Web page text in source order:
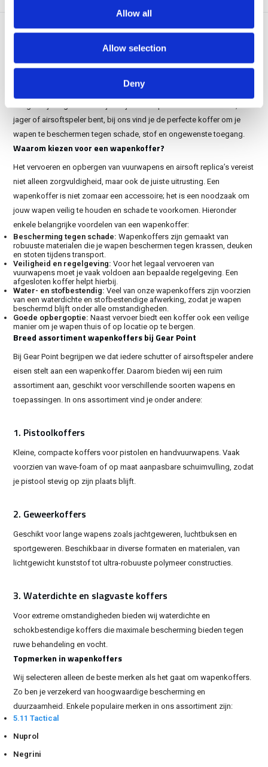
Allow all
Allow selection
Deny
Wapenkoffers bij GearPoint
Een kwalitatieve wapenkoffer is belangrijk voor het veilig opbergen en
bieden we een breed assortiment duurzame koffers die
jager of airsoftspeler bent, bij ons vind je de perfecte koffer om je
wapen te beschermen tegen schade, stof en ongewenste toegang.
Waarom kiezen voor een wapenkoffer?
Het vervoeren en opbergen van vuurwapens en airsoft replica’s vereist
niet alleen zorgvuldigheid, maar ook de juiste uitrusting. Een
wapenkoffer is niet zomaar een accessoire; het is een noodzaak om
jouw wapen veilig te houden en schade te voorkomen. Hieronder
enkele belangrijke voordelen van een wapenkoffer:
Bescherming tegen schade: Wapenkoffers zijn gemaakt van
robuuste materialen die je wapen beschermen tegen krassen, deuken
en stoten tijdens transport.
Veiligheid en regelgeving: Voor het legaal vervoeren van
vuurwapens moet je vaak voldoen aan bepaalde regelgeving. Een
afgesloten koffer helpt hierbij.
Water- en stofbestendig: Veel van onze wapenkoffers zijn voorzien
van een waterdichte en stofbestendige afwerking, zodat je wapen
beschermd blijft onder alle omstandigheden.
Goede opbergoptie: Naast vervoer biedt een koffer ook een veilige
manier om je wapen thuis of op locatie op te bergen.
Breed assortiment wapenkoffers bij Gear Point
Bij Gear Point begrijpen we dat iedere schutter of airsoftspeler andere
eisen stelt aan een wapenkoffer. Daarom bieden wij een ruim
assortiment aan, geschikt voor verschillende soorten wapens en
toepassingen. In ons assortiment vind je onder andere:
1. Pistoolkoffers
Kleine, compacte koffers voor pistolen en handvuurwapens. Vaak
voorzien van wave-foam of op maat aanpasbare schuimvulling, zodat
je pistool stevig op zijn plaats blijft.
2. Geweerkoffers
Geschikt voor lange wapens zoals jachtgeweren, luchtbuksen en
sportgeweren. Beschikbaar in diverse formaten en materialen, van
lichtgewicht kunststof tot ultra-robuuste polymeer constructies.
3. Waterdichte en slagvaste koffers
Voor extreme omstandigheden bieden wij waterdichte en
schokbestendige koffers die maximale bescherming bieden tegen
ruwe behandeling en vocht.
Topmerken in wapenkoffers
Wij selecteren alleen de beste merken als het gaat om wapenkoffers.
Zo ben je verzekerd van hoogwaardige bescherming en
duurzaamheid. Enkele populaire merken in ons assortiment zijn:
5.11 Tactical
Nuprol
Negrini